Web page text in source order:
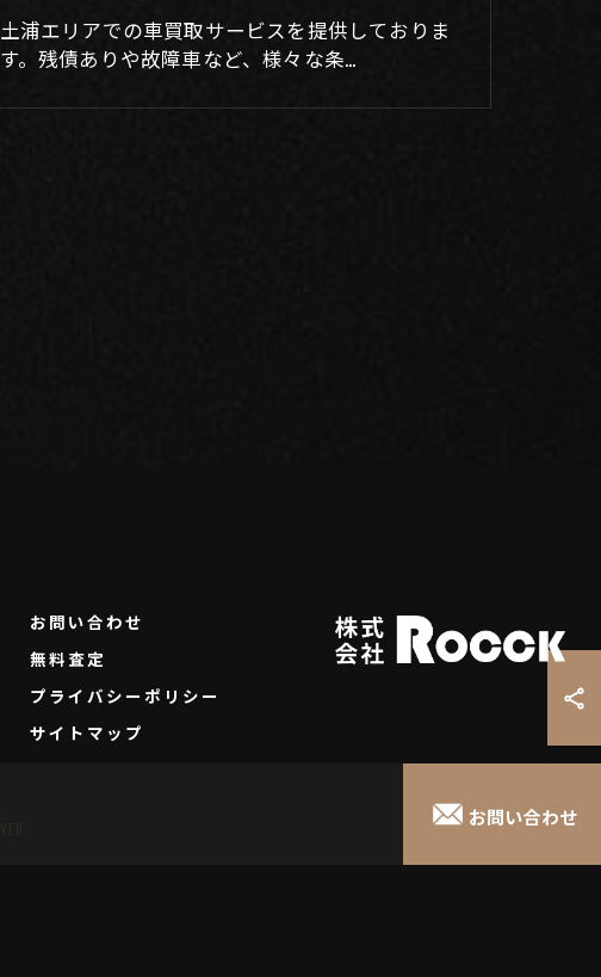
土浦エリアでの車買取サービスを提供しておりま
す。残債ありや故障車など、様々な条…
お問い合わせ
お問い合わせ
無料査定
プライバシーポリシー
サイトマップ